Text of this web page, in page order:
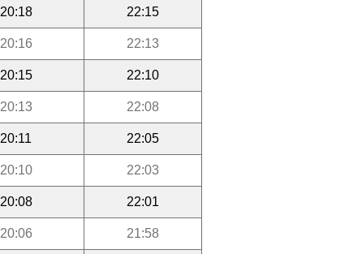
20:18 22:15
20:16 22:13
20:15 22:10
20:13 22:08
20:11 22:05
20:10 22:03
20:08 22:01
20:06 21:58